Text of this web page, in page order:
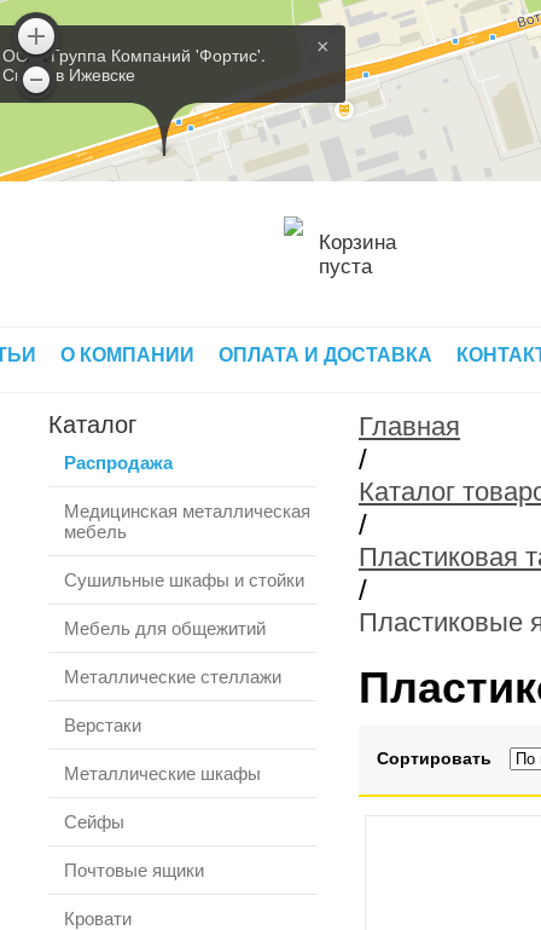
×
ООО 'Группа Компаний 'Фортис'.
Склад в Ижевске
Корзина
пуста
О КОМПАНИИ ОПЛАТА И ДОСТАВКА
Каталог
Распродажа
Медицинская металлическая
мебель
Сушильные шкафы и стойки
Мебель для общежитий
Металлические стеллажи
Верстаки
Металлические шкафы
Сейфы
Почтовые ящики
Кровати
Главная
/
Каталог
/
Пластиковая
/
Пластиковые
Сортировать